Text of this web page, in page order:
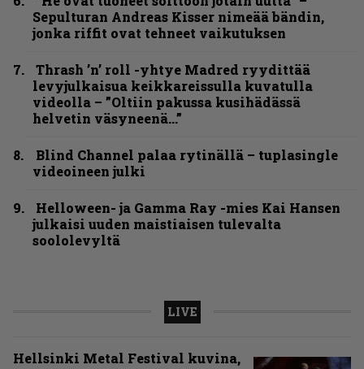
Sepulturan Andreas Kisser nimeää bändin,
jonka riffit ovat tehneet vaikutuksen
Thrash ’n’ roll -yhtye Madred ryydittää
levyjulkaisua keikkareissulla kuvatulla
videolla – ”Oltiin pakussa kusihädässä
helvetin väsyneenä…”
Blind Channel palaa rytinällä – tuplasingle
videoineen julki
Helloween- ja Gamma Ray -mies Kai Hansen
julkaisi uuden maistiaisen tulevalta
soololevyltä
LIVE
Hellsinki Metal Festival kuvina,